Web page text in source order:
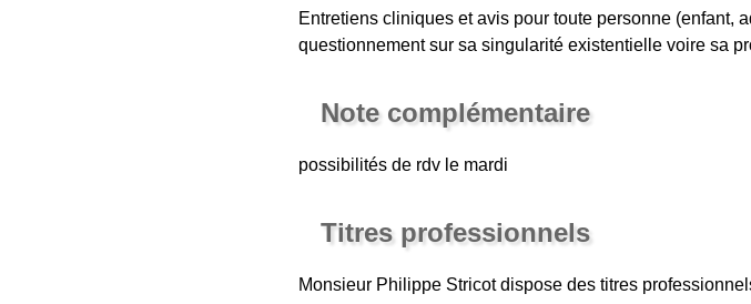
Entretiens cliniques et avis pour toute personne (enfant,
questionnement sur sa singularité existentielle voire sa
Note complémentaire
possibilités de rdv le mardi
Titres professionnels
Monsieur Philippe Stricotdispose des titres